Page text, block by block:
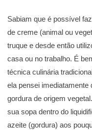
Sabiam que é possível
de creme (animal ou
truque e desde então
casa ou no trabalho. É
técnica culinária
ela pensei
gordura de origem
sua sopa dentro do
azeite (gordura) aos